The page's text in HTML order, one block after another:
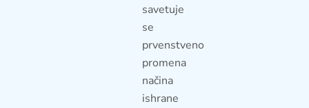
savetuje
se
prvenstveno
promena
načina
ishrane